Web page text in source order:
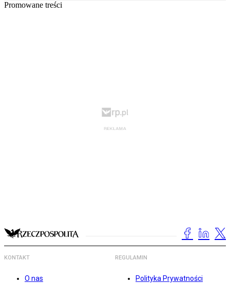
Promowane treści
KONTAKT
O nas
REGULAMIN
Polityka Prywatności